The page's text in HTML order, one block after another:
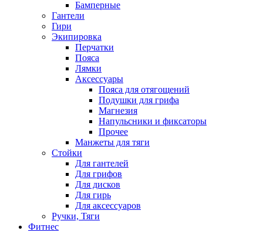
Бамперные
Гантели
Гири
Экипировка
Перчатки
Пояса
Лямки
Аксессуары
Пояса для отягощений
Подушки для грифа
Магнезия
Напульсники и фиксаторы
Прочее
Манжеты для тяги
Стойки
Для гантелей
Для грифов
Для дисков
Для гирь
Для аксессуаров
Ручки, Тяги
Фитнес